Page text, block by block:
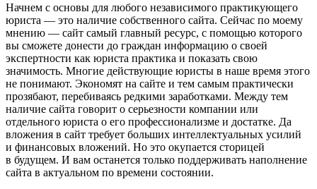
Начнем с основы для любого независимого практикующего
юриста — это наличие собственного сайта. Сейчас по моему
мнению — сайт самый главный ресурс, с помощью которого
вы сможете донести до граждан информацию о своей
экспертности как юриста практика и показать свою
значимость. Многие действующие юристы в наше время этого
не понимают. Экономят на сайте и тем самым практически
прозябают, перебиваясь редкими заработками. Между тем
наличие сайта говорит о серьезности компании или
отдельного юриста о его профессионализме и достатке. Да
вложения в сайт требует больших интеллектуальных усилий
и финансовых вложений. Но это окупается сторицей
в будущем. И вам останется только поддерживать наполнение
сайта в актуальном по времени состоянии.